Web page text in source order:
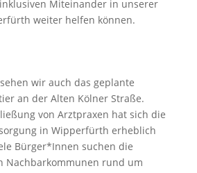
Miteinander in unserer
weiter helfen können.
wir auch das geplante
an der Alten Kölner Straße.
von Arztpraxen hat sich die
in Wipperfürth erheblich
Bürger*Innen suchen die
Nachbarkommunen rund um